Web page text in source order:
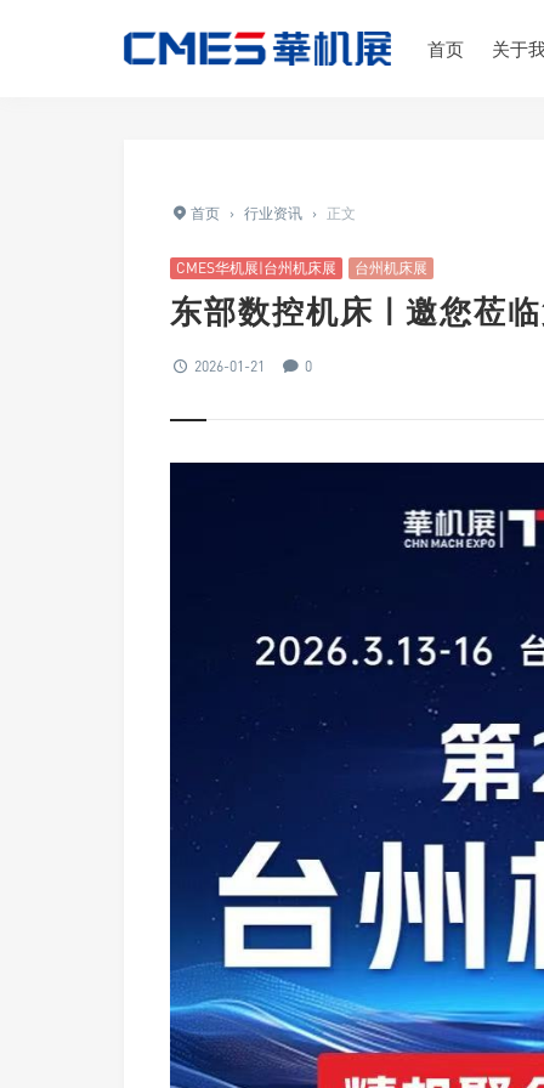
首页 关于
首页 › 行业资讯 › 正文
CMES华机展|台州机床展 台州机床展
东部数控机床 | 邀您莅
2026-01-21 0